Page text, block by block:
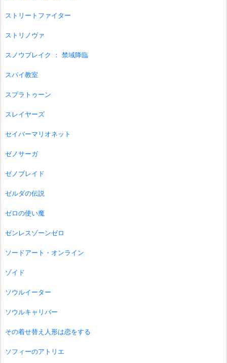
ストリートファイター
ストリノヴァ
スノウブレイク ： 禁域降臨
スパイ教室
スプラトゥーン
スレイヤーズ
セイバーマリオネット
ゼノサーガ
ゼノブレイド
ゼルダの伝説
ゼロの使い魔
ゼンレスゾーンゼロ
ソードアート・オンライン
ゾイド
ソウルイーター
ソウルキャリバー
その着せ替え人形は恋をする
ソフィーのアトリエ